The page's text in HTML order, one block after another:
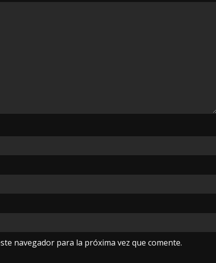
navegador para la próxima vez que comente.